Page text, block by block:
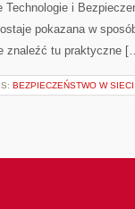
Technologie i
pokazana w
znaleźć tu praktyczne
BEZPIECZEŃSTWO W SIECI